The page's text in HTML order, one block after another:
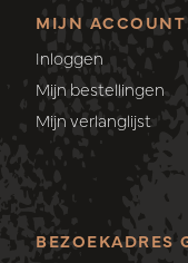
MIJN ACCOUNT
Inloggen
Mijn bestellingen
Mijn verlanglijst
BEZOEKADRES